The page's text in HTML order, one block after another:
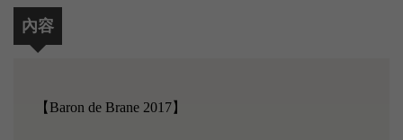
內容
【Baron de Brane 2017】